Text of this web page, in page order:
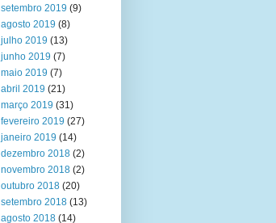
setembro 2019 (9)
agosto 2019 (8)
julho 2019 (13)
junho 2019 (7)
maio 2019 (7)
abril 2019 (21)
março 2019 (31)
fevereiro 2019 (27)
janeiro 2019 (14)
dezembro 2018 (2)
novembro 2018 (2)
outubro 2018 (20)
setembro 2018 (13)
agosto 2018 (14)